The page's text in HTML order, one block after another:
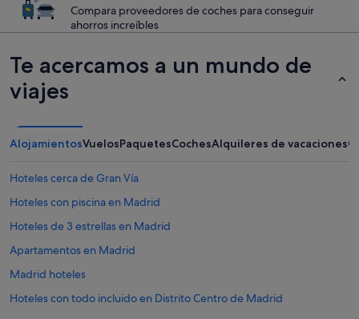
Compara proveedores de coches para conseguir
ahorros increíbles
Te acercamos a un mundo de
viajes
AlojamientosVuelosPaquetesCochesAlquileres de vacaciones
Hoteles cerca de Gran Vía
Hoteles con piscina en Madrid
Hoteles de 3 estrellas en Madrid
Apartamentos en Madrid
Madrid hoteles
Hoteles con todo incluido en Distrito Centro de Madrid